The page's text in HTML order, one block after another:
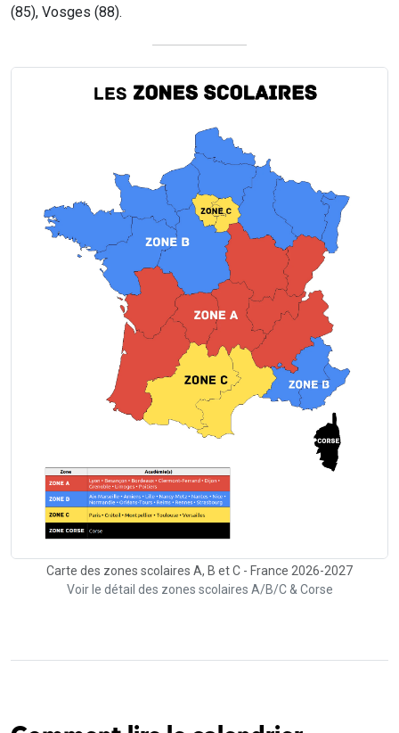
(85), Vosges (88).
Carte des zones scolaires A, B et C - France 2026-2027
Voir le détail des zones scolaires A/B/C & Corse